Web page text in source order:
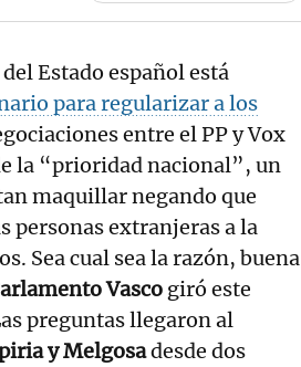
Estado español está
para regularizar a los
entre el PP y Vox
la “prioridad nacional”, un
maquillar negando que
personas extranjeras a la
Sea cual sea la razón, buena
Vasco giró este
preguntas llegaron al
y Melgosadesde dos